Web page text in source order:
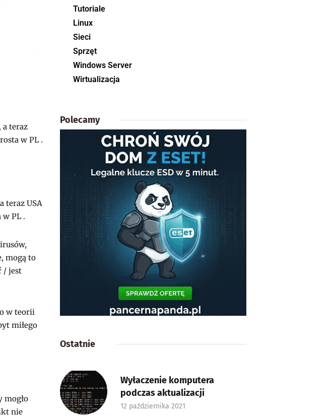
a teraz
w PL .
teraz USA
PL .
mogą to
/ jest
w teorii
miłego
mogło
nie
Tutoriale
Linux
Sieci
Sprzęt
Windows Server
Wirtualizacja
Polecamy
Ostatnie
Wyłaczenie komputera
podczas aktualizacji
12 października 2021